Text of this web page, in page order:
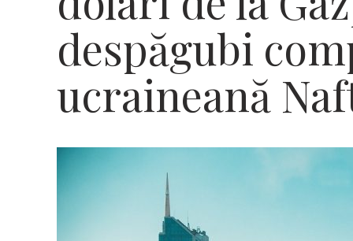
despăgubi
ucraineană